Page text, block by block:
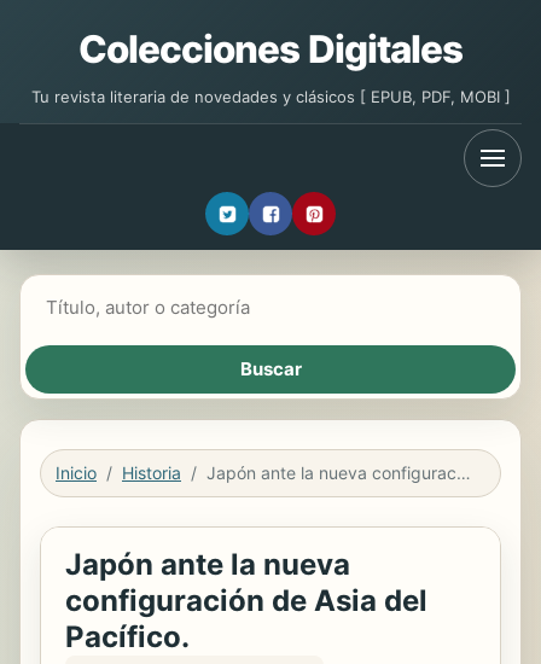
Colecciones Digitales
Tu revista literaria de novedades y clásicos [ EPUB, PDF, MOBI ]
Inicio Historia Japón ante la nueva configuración de Asia del Pacífico.
Japón ante la nueva
configuración de Asia del
Pacífico.